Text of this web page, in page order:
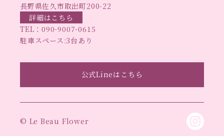
スハート ベッドサイドライト
リジナルデザイン 仏花ハーバリウム
手作りクリスマスリース
りハーバリウム手作りプレゼント
長
野県佐久市
長野県立武道館イベント
長野県佐久市取出町200-22
詳細はこちら
TEL：090-9007-0615
駐車スペース:3台あり
公式Lineはこちら
© Le Beau Flower